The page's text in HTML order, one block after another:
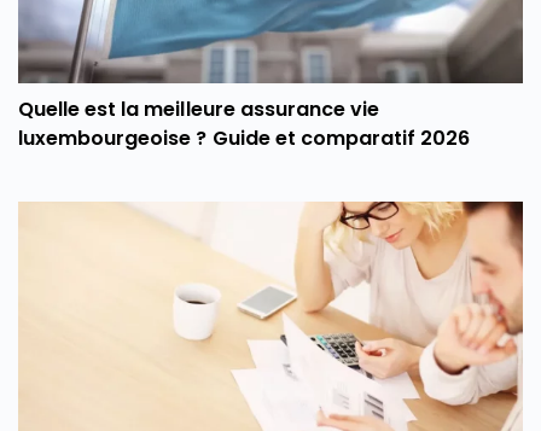
Quelle est la meilleure assurance vie
luxembourgeoise ? Guide et comparatif 2026